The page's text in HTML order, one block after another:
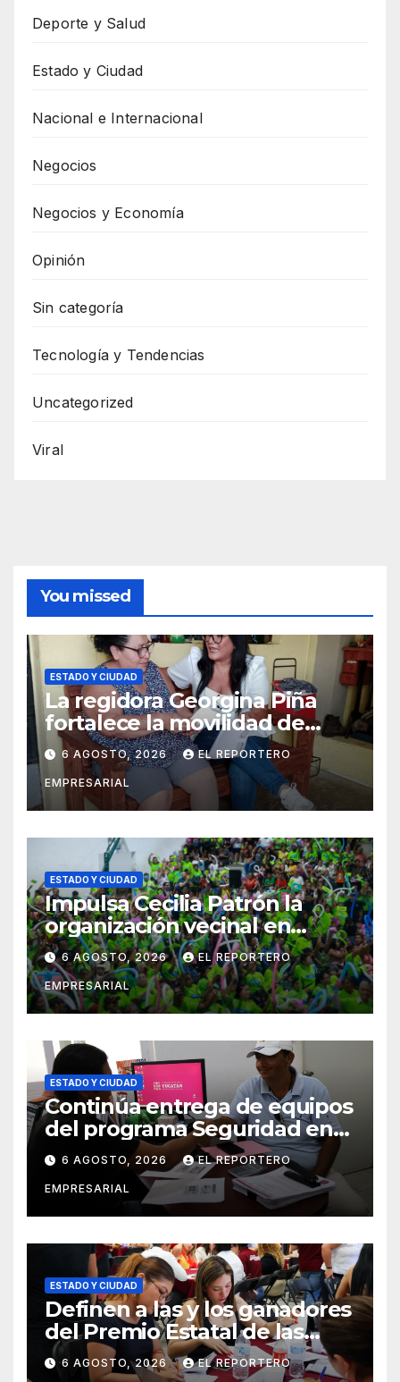
Deporte y Salud
Estado y Ciudad
Nacional e Internacional
Negocios
Negocios y Economía
Opinión
Sin categoría
Tecnología y Tendencias
Uncategorized
Viral
You missed
ESTADO Y CIUDAD
La regidora Georgina Piña
fortalece la movilidad de
adultos mayores con la
entrega de aparatos
ortopédicos
6 AGOSTO, 2026 EL REPORTERO
EMPRESARIAL
ESTADO Y CIUDAD
Impulsa Cecilia Patrón la
organización vecinal en
Mérida y suma a comités de
vigilancia en la prevención
social del delito
6 AGOSTO, 2026 EL REPORTERO
EMPRESARIAL
ESTADO Y CIUDAD
Continúa entrega de equipos
del programa Seguridad en
el Mar
6 AGOSTO, 2026 EL REPORTERO
EMPRESARIAL
ESTADO Y CIUDAD
Definen a las y los ganadores
del Premio Estatal de las
Juventudes 2026
6 AGOSTO, 2026 EL REPORTERO